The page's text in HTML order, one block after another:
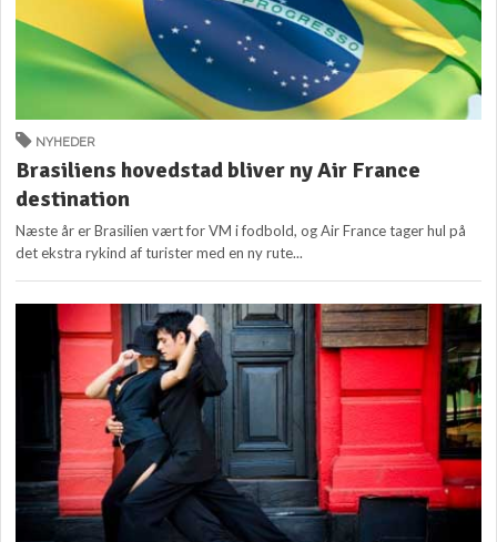
NYHEDER
Brasiliens hovedstad bliver ny Air France
destination
Næste år er Brasilien vært for VM i fodbold, og Air France tager hul på
det ekstra rykind af turister med en ny rute...